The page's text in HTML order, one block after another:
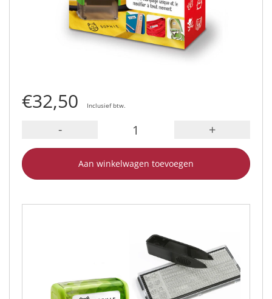
€32,50 Inclusief btw.
- +
Aan winkelwagen toevoegen